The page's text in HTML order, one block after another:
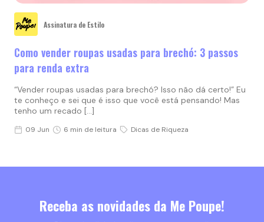
Assinatura de Estilo
Como vender roupas usadas para brechó: 3 passos
para renda extra
“Vender roupas usadas para brechó? Isso não dá certo!” Eu
te conheço e sei que é isso que você está pensando! Mas
tenho um recado […]
09 Jun 6 min de leitura Dicas de Riqueza
Receba as novidades da Me Poupe!